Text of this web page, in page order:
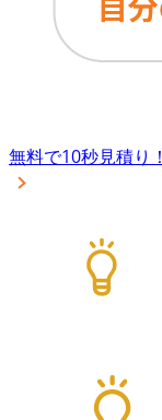
無料で10秒見積り！